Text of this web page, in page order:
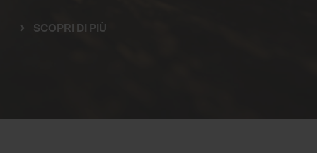
SCOPRI DI PIÙ